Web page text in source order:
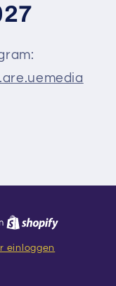
einloggen